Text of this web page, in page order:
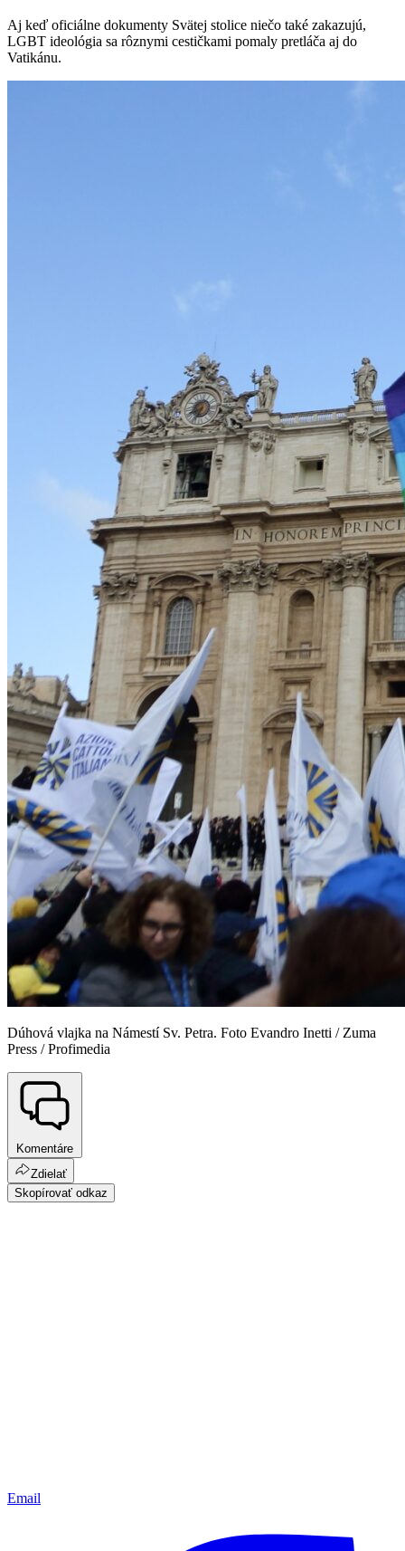
Aj keď oficiálne dokumenty Svätej stolice niečo také zakazujú,
LGBT ideológia sa rôznymi cestičkami pomaly pretláča aj do
Vatikánu.
Dúhová vlajka na Námestí Sv. Petra. Foto Evandro Inetti / Zuma
Press / Profimedia
Komentáre
Zdielať
Skopírovať odkaz
Email